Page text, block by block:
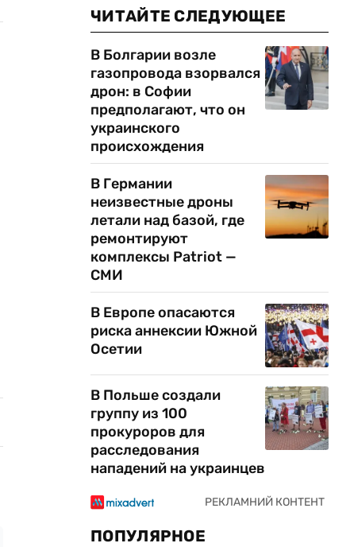
ЧИТАЙТЕ СЛЕДУЮЩЕЕ
В Болгарии возле
газопровода взорвался
дрон: в Софии
предполагают, что он
украинского
происхождения
В Германии
неизвестные дроны
летали над базой, где
ремонтируют
комплексы Patriot —
СМИ
В Европе опасаются
риска аннексии Южной
Осетии
В Польше создали
группу из 100
прокуроров для
расследования
нападений на украинцев
ПОПУЛЯРНОЕ